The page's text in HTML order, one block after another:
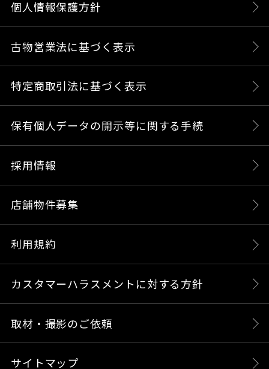
個人情報保護方針
古物営業法に基づく表示
特定商取引法に基づく表示
保有個人データの開示等に関する手続
採用情報
店舗物件募集
利用規約
カスタマーハラスメントに対する方針
取材・撮影のご依頼
サイトマップ